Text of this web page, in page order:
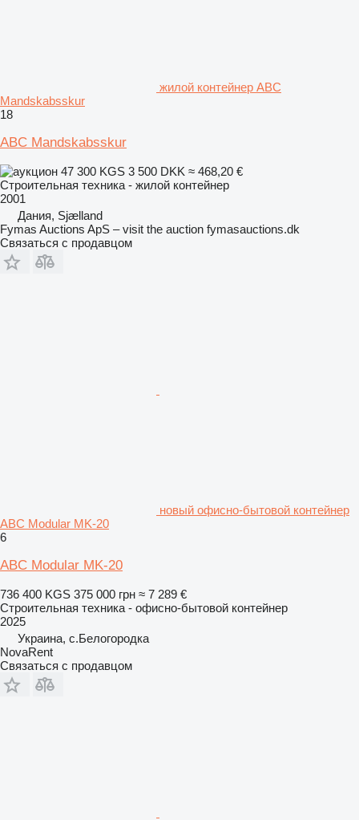
жилой контейнер ABC
Mandskabsskur
18
ABC Mandskabsskur
47 300 KGS 3 500 DKK ≈ 468,20 €
Строительная техника - жилой контейнер
2001
Дания, Sjælland
Fymas Auctions ApS – visit the auction fymasauctions.dk
Связаться с продавцом
новый офисно-бытовой контейнер
ABC Modular MK-20
6
ABC Modular MK-20
736 400 KGS 375 000 грн ≈ 7 289 €
Строительная техника - офисно-бытовой контейнер
2025
Украина, с.Белогородка
NovaRent
Связаться с продавцом